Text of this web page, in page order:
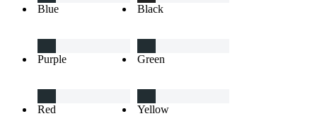
Blue Black
Purple Green
Red Yellow